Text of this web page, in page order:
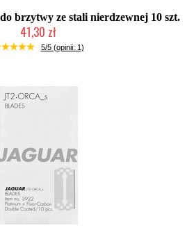
brzytwy ze stali nierdzewnej 10 szt.
41,30 zł
ilość (wysyłka w 24h)
5/5 (opinii: 1)